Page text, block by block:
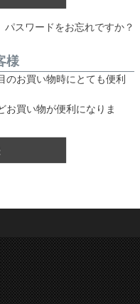
パスワードをお忘れですか？
様
のお買い物時にとても便利
お買い物が便利になりま